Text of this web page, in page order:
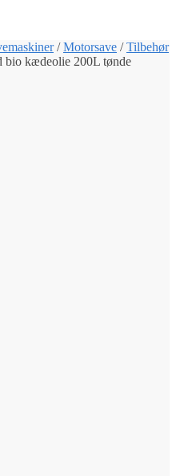
/Motorsave /Tilbehør
bio kædeolie 200L tønde